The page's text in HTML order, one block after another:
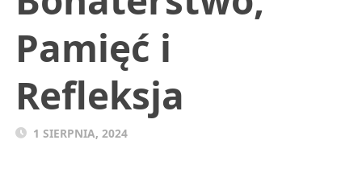
Pamięć i
Refleksja
1 SIERPNIA, 2024